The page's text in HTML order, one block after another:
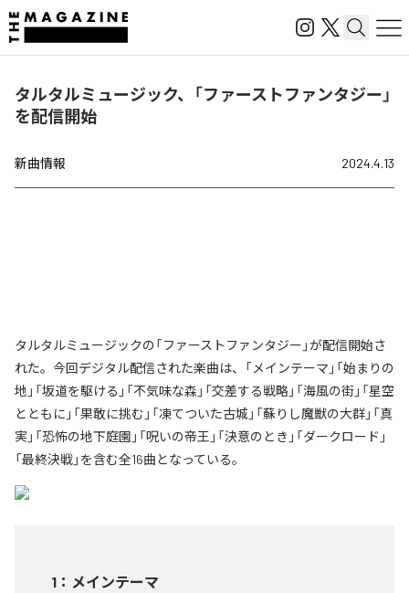
タルタルミュージック、「ファーストファンタジー」
を配信開始
新曲情報 2024.4.13
タルタルミュージックの「ファーストファンタジー」が配信開始さ
れた。今回デジタル配信された楽曲は、「メインテーマ」「始まりの
地」「坂道を駆ける」「不気味な森」「交差する戦略」「海風の街」「星空
とともに」「果敢に挑む」「凍てついた古城」「蘇りし魔獣の大群」「真
実」「恐怖の地下庭園」「呪いの帝王」「決意のとき」「ダークロード」
「最終決戦」を含む全16曲となっている。
1 ： メインテーマ